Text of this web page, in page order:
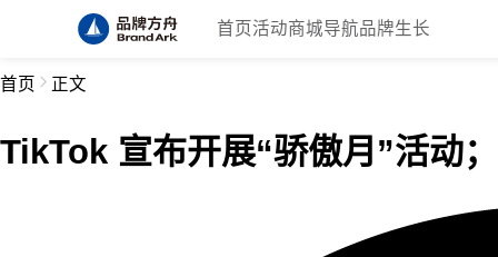
首页 活动商城导航品牌生长
首页 正文
TikTok 宣布开展“骄傲月”活动